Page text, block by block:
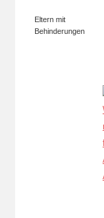
Eltern mit
Behinderungen